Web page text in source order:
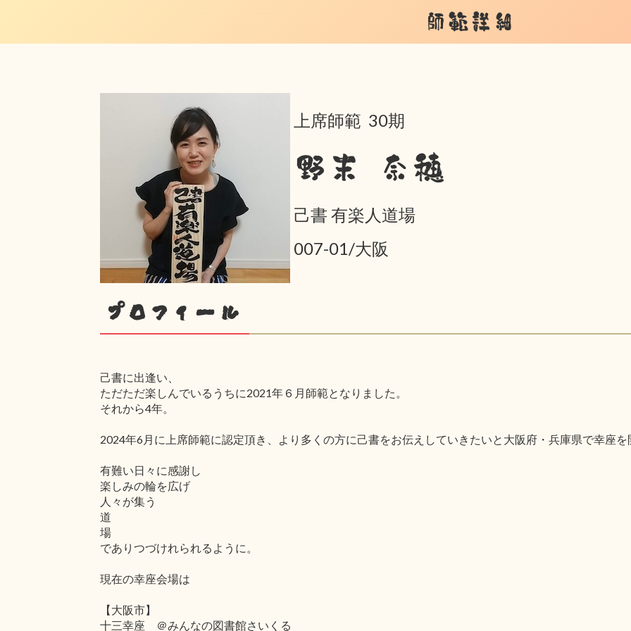
師範詳細
上席師範 30期
野末 奈穂
己書 有楽人道場
007-01/大阪
プロフィール
己書に出逢い、
ただただ楽しんでいるうちに2021年６月師範となりました。
それから4年。
2024年6月に上席師範に認定頂き、より多くの方に己書をお伝えしていきたいと大阪府・兵庫県で幸座を
有難い日々に感謝し
楽しみの輪を広げ
人々が集う
道
場
でありつづけれられるように。
現在の幸座会場は
【大阪市】
十三幸座 ＠みんなの図書館さいくる